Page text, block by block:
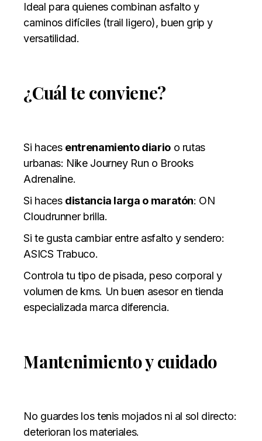
Ideal para quienes combinan asfalto y
caminos difíciles (trail ligero), buen grip y
versatilidad.
¿Cuál te conviene?
Si haces entrenamiento diarioo rutas
urbanas: Nike Journey Run o Brooks
Adrenaline.
Si haces distancia larga o maratón: ON
Cloudrunner brilla.
Si te gusta cambiar entre asfalto y sendero:
ASICS Trabuco.
Controla tu tipo de pisada, peso corporal y
volumen de kms. Un buen asesor en tienda
especializada marca diferencia.
Mantenimiento y cuidado
No guardes los tenis mojados ni al sol directo:
deterioran los materiales.